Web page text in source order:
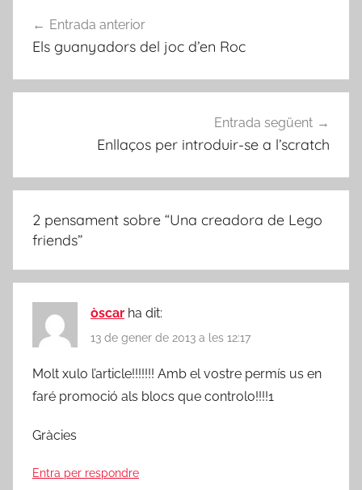
d'entrades
Entrada anterior
Els guanyadors del joc d’en Roc
Entrada següent
Enllaços per introduir-se a l’scratch
2 pensament sobre “Una creadora de Lego
friends”
òscar ha dit:
13 de gener de 2013 a les 12:17
Molt xulo l’article!!!!!!! Amb el vostre permís us en
faré promoció als blocs que controlo!!!!1
Gràcies
Entra per respondre